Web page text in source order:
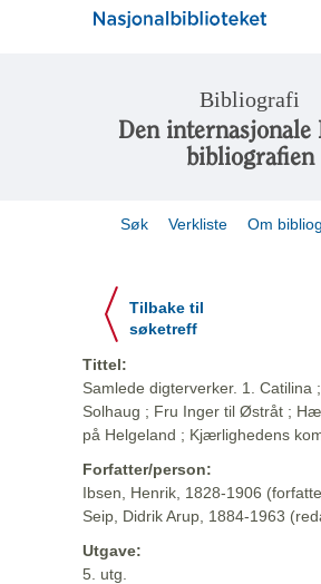
Bibliografi
Den internasjonale
bibliografien
Søk Verkliste Om
Tilbake til
søketreff
Tittel:
Samlede digterverker. 1. Catilina
Solhaug ; Fru Inger til Østråt ;
på Helgeland ; Kjærlighedens
Forfatter/person:
Ibsen, Henrik, 1828-1906
Seip, Didrik Arup, 1884-1963
Utgave:
5. utg.